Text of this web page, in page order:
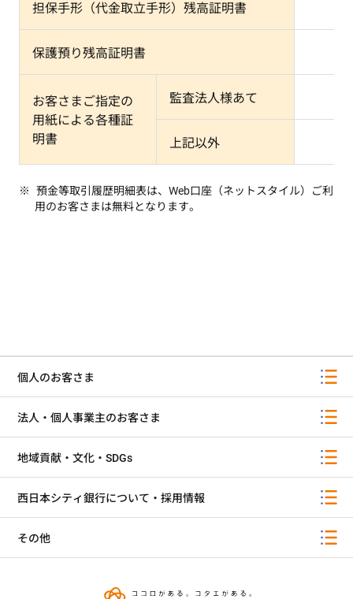
担保手形（代金取立手形）残高証明書
保護預り残高証明書
お客さまご指定の
用紙による各種証
明書
監査法人様あて
上記以外
預金等取引履歴明細表は、Web口座（ネットスタイル）ご利
用のお客さまは無料となります。
個人のお客さま
法人・個人事業主のお客さま
地域貢献・文化・SDGs
西日本シティ銀行について・採用情報
その他